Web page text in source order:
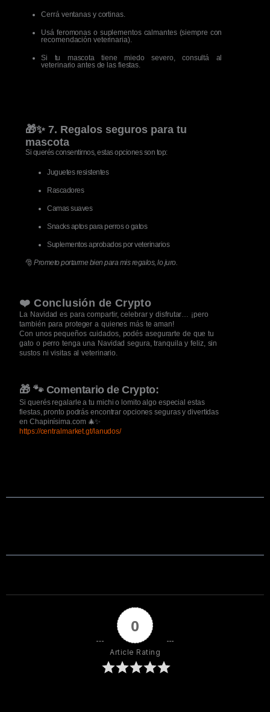
Cerrá ventanas y cortinas.
Usá feromonas o suplementos calmantes (siempre con
recomendación veterinaria).
Si tu mascota tiene miedo severo, consultá al
veterinario antes de las fiestas.
🎁✨ 7. Regalos seguros para tu
mascota
Si querés consentirnos, estas opciones son top:
Juguetes resistentes
Rascadores
Camas suaves
Snacks aptos para perros o gatos
Suplementos aprobados por veterinarios
🎅Prometo portarme bien para mis regalos, lo juro.
❤️ Conclusión de Crypto
La Navidad es para compartir, celebrar y disfrutar… ¡pero
también para proteger a quienes más te aman!
Con unos pequeños cuidados, podés asegurarte de que tu
gato o perro tenga una Navidad segura, tranquila y feliz, sin
sustos ni visitas al veterinario.
🎁 🐾 Comentario de Crypto:
Siquerésregalarle a tu michi o lomito algo especial estas
fiestas, pronto podrás encontrar opciones seguras y divertidas
enChapinísima.com🎄✨
https://centralmarket.gt/lanudos/
0
Article Rating